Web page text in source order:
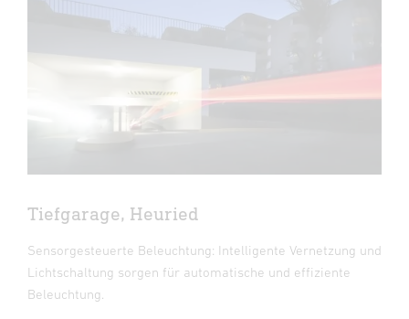
Tiefgarage, Heuried
Sensorgesteuerte Beleuchtung: Intelligente Vernetzung und
Lichtschaltung sorgen für automatische und effiziente
Beleuchtung.